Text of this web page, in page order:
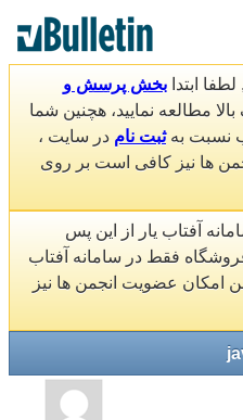
ابتدا بخش پرسش و
مطالعه نمایید، هچنین شما
نسبت بهثبت نام در سایت ،
ها نیز کافی است بر روی
آفتاب یار از این پس
فقط در سامانه آفتاب
امکان عضویت انجمن ها نیز